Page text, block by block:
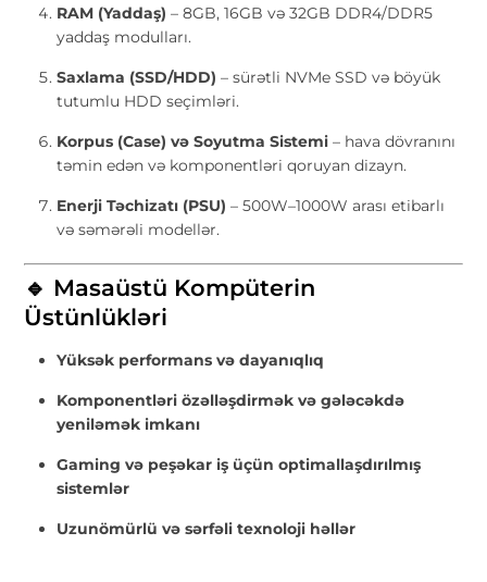
RAM (Yaddaş) – 8GB, 16GB və 32GB DDR4/DDR5
yaddaş modulları.
Saxlama (SSD/HDD) – sürətli NVMe SSD və böyük
tutumlu HDD seçimləri.
Korpus (Case) və Soyutma Sistemi – hava dövranını
təmin edən və komponentləri qoruyan dizayn.
Enerji Təchizatı (PSU) – 500W–1000W arası etibarlı
və səmərəli modellər.
🔹 Masaüstü Kompüterin
Üstünlükləri
Yüksək performans və dayanıqlıq
Komponentləri özəlləşdirmək və gələcəkdə
yeniləmək imkanı
Gaming və peşəkar iş üçün optimallaşdırılmış
sistemlər
Uzunömürlü və sərfəli texnoloji həllər